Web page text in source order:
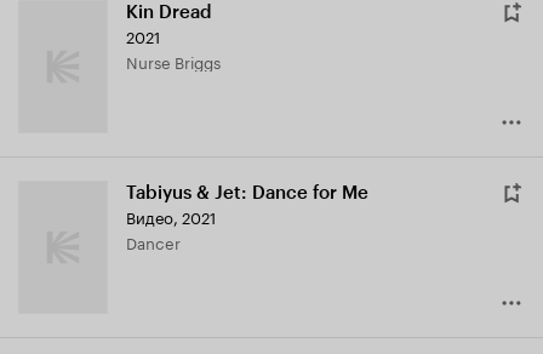
Kin Dread
2021
Nurse Briggs
Tabiyus & Jet: Dance for Me
Видео, 2021
Dancer